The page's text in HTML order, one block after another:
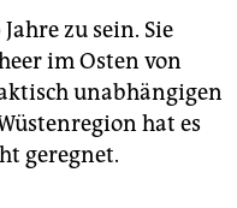
zu sein. Sie
im Osten von
unabhängigen
hat es
geregnet.